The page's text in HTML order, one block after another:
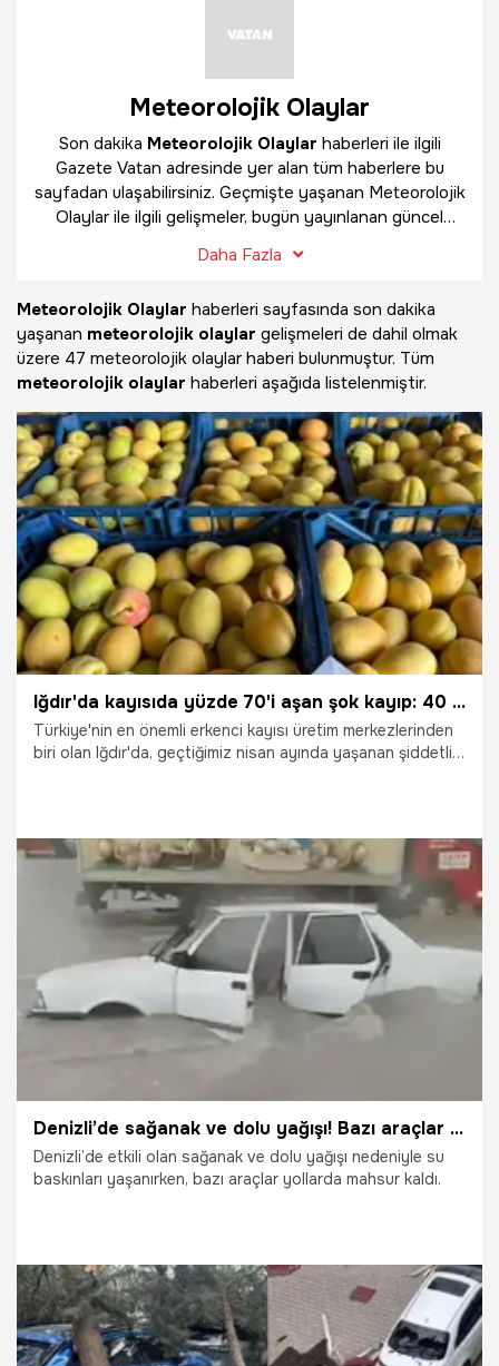
Meteorolojik Olaylar
Son dakika Meteorolojik Olaylar haberleri ile ilgili
Gazete Vatan adresinde yer alan tüm haberlere bu
sayfadan ulaşabilirsiniz. Geçmişte yaşanan Meteorolojik
Olaylar ile ilgili gelişmeler, bugün yayınlanan güncel
haber sayfamızda bulabilirsiniz.
Daha Fazla
Meteorolojik Olaylar haberleri sayfasında son dakika
yaşanan meteorolojik olaylar gelişmeleri de dahil olmak
üzere 47 meteorolojik olaylar haberi bulunmuştur. Tüm
meteorolojik olaylar haberleri aşağıda listelenmiştir.
Iğdır'da kayısıda yüzde 70'i aşan şok kayıp: 40 bin tondan 8 bin tona düştü!
Türkiye'nin en önemli erkenci kayısı üretim merkezlerinden
biri olan Iğdır'da, geçtiğimiz nisan ayında yaşanan şiddetli
dondan doğrudan etkilendi. Geçen yıl 40 bin ton olarak
kayıtlara geçen dev rekolte, bu yıl zirai don nedeniyle
yüzde 70 ila 80 oranında eriyerek 8 bin ton seviyesine
kadar geriledi.
Ekonomi
Denizli’de sağanak ve dolu yağışı! Bazı araçlar yollarda mahsur kaldı
Denizli’de etkili olan sağanak ve dolu yağışı nedeniyle su
baskınları yaşanırken, bazı araçlar yollarda mahsur kaldı.
13.06.2026 Denizli